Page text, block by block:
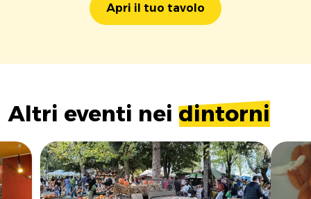
Apri il tuo tavolo
Altri eventi nei dintorni